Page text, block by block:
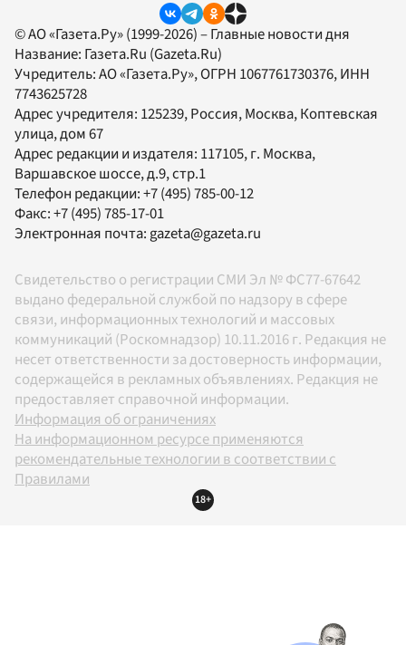
© АО «Газета.Ру» (1999-2026) – Главные новости дня
Название: Газета.Ru (Gazeta.Ru)
Учредитель:АО «Газета.Ру», ОГРН 1067761730376, ИНН
7743625728
Адрес учредителя: 125239, Россия, Москва, Коптевская
улица, дом 67
Адрес редакции и издателя: 117105, г. Москва,
Варшавское шоссе, д.9, стр.1
Телефон редакции:+7 (495) 785-00-12
Факс:+7 (495) 785-17-01
Электронная почта:gazeta@gazeta.ru
Свидетельство о регистрации СМИ Эл № ФС77-67642
выдано федеральной службой по надзору в сфере
связи, информационных технологий и массовых
коммуникаций (Роскомнадзор) 10.11.2016 г. Редакция не
несет ответственности за достоверность информации,
содержащейся в рекламных объявлениях. Редакция не
предоставляет справочной информации.
Информация об ограничениях
На информационном ресурсе применяются
рекомендательные технологии в соответствии с
Правилами
18+